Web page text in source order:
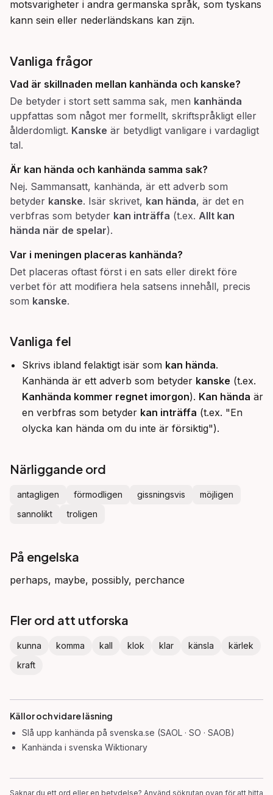
motsvarigheter i andra germanska språk, som tyskans
kann sein eller nederländskans kan zijn.
Vanliga frågor
Vad är skillnaden mellan kanhända och kanske?
De betyder i stort sett samma sak, men kanhända
uppfattas som något mer formellt, skriftspråkligt eller
ålderdomligt. Kanske är betydligt vanligare i vardagligt
tal.
Är kan hända och kanhända samma sak?
Nej. Sammansatt, kanhända, är ett adverb som
betyder kanske. Isär skrivet, kan hända, är det en
verbfras som betyder kan inträffa (t.ex. Allt kan
hända när de spelar).
Var i meningen placeras kanhända?
Det placeras oftast först i en sats eller direkt före
verbet för att modifiera hela satsens innehåll, precis
som kanske.
Vanliga fel
Skrivs ibland felaktigt isär som kan hända.
Kanhända är ett adverb som betyder kanske (t.ex.
Kanhända kommer regnet imorgon). Kan hända är
en verbfras som betyder kan inträffa (t.ex. "En
olycka kan hända om du inte är försiktig").
Närliggande ord
antagligen förmodligen gissningsvis
möjligen
sannolikt
troligen
På engelska
perhaps, maybe, possibly, perchance
Fler ord att utforska
kunna komma kall klok klar känsla
kärlek
kraft
Källor och vidare läsning
Slå upp kanhända på svenska.se (SAOL · SO · SAOB)
Kanhända i svenska Wiktionary
Saknar du ett ord eller en betydelse? Använd sökrutan ovan för att hitta